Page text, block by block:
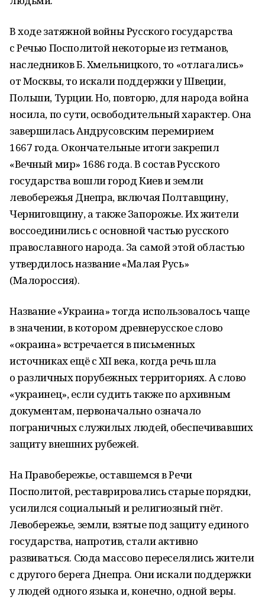
В ходе затяжной войны Русского государства
с Речью Посполитой некоторые из гетманов,
наследников Б. Хмельницкого, то «отлагались»
от Москвы, то искали поддержки у Швеции,
Польши, Турции. Но, повторю, для народа война
носила, по сути, освободительный характер. Она
завершилась Андрусовским перемирием
1667 года. Окончательные итоги закрепил
«Вечный мир» 1686 года. В состав Русского
государства вошли город Киев и земли
левобережья Днепра, включая Полтавщину,
Черниговщину, а также Запорожье. Их жители
воссоединились с основной частью русского
православного народа. За самой этой областью
утвердилось название «Малая Русь»
(Малороссия).
Название «Украина» тогда использовалось чаще
в значении, в котором древнерусское слово
«окраина» встречается в письменных
источниках ещё с XII века, когда речь шла
о различных порубежных территориях. А слово
«украинец», если судить также по архивным
документам, первоначально означало
пограничных служилых людей, обеспечивавших
защиту внешних рубежей.
На Правобережье, оставшемся в Речи
Посполитой, реставрировались старые порядки,
усилился социальный и религиозный гнёт.
Левобережье, земли, взятые под защиту единого
государства, напротив, стали активно
развиваться. Сюда массово переселялись жители
с другого берега Днепра. Они искали поддержки
у людей одного языка и, конечно, одной веры.